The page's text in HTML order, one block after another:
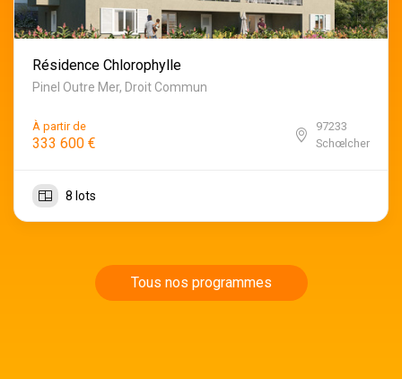
Résidence Chlorophylle
Pinel Outre Mer, Droit Commun
À partir de
333 600 €
97233
Schœlcher
8 lots
Tous nos programmes